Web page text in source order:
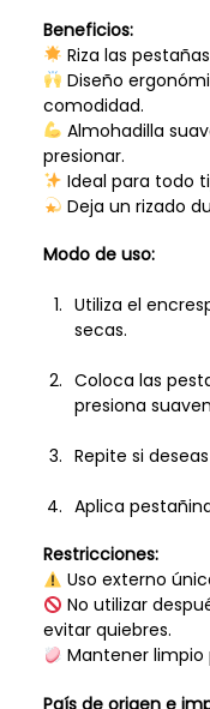
Beneficios:
Riza las
Diseño
comodidad.
Almohadilla
presionar.
Ideal para todo
Deja un rizado
Modo de uso:
Utiliza el
secas.
Coloca las
presiona
Repite si
Aplica
Restricciones:
Uso externo
No utilizar
evitar quiebres.
Mantener limpio